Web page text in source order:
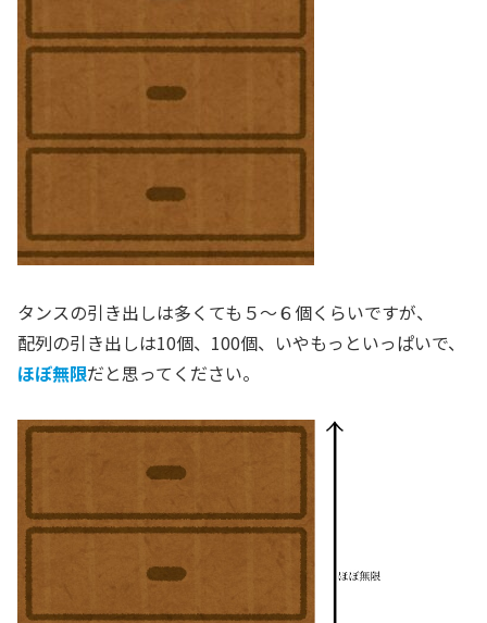
タンスの引き出しは多くても５～６個くらいですが、
配列の引き出しは10個、100個、いやもっといっぱいで、
ほぼ無限だと思ってください。